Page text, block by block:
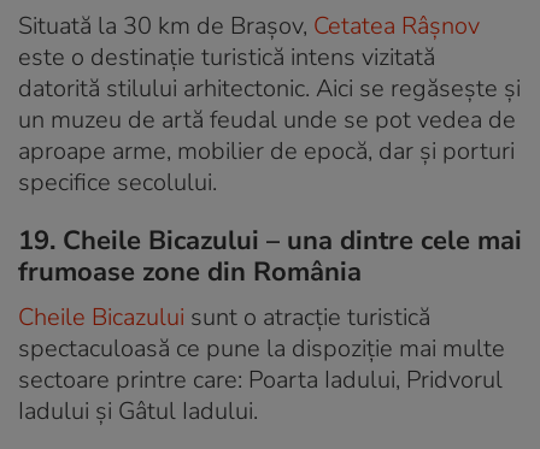
Situată la 30 km de Brașov, Cetatea Râșnov
este o destinație turistică intens vizitată
datorită stilului arhitectonic. Aici se regăsește și
un muzeu de artă feudal unde se pot vedea de
aproape arme, mobilier de epocă, dar și porturi
specifice secolului.
19. Cheile Bicazului – una dintre cele mai
frumoase zone din România
Cheile Bicazului sunt o atracție turistică
spectaculoasă ce pune la dispoziție mai multe
sectoare printre care: Poarta Iadului, Pridvorul
Iadului și Gâtul Iadului.